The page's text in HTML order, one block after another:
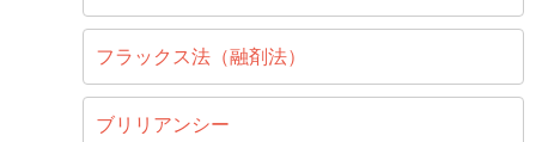
フラックス法（融剤法）
ブリリアンシー